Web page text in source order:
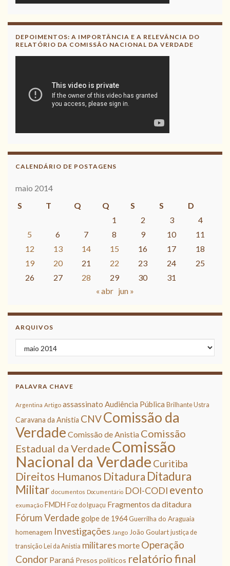
DEPOIMENTOS: A IMPORTÂNCIA E A RELEVÂNCIA DO
RELATÓRIO DA COMISSÃO NACIONAL DA VERDADE
CALENDÁRIO DE POSTAGENS
maio 2014
S
T Q Q S S
D
1
2 3
4
5
6 7 8 9 10
11
12
13 14 15 16 17
18
19
20 21 22 23 24
25
26
27 28 29 30
31
« abr jun »
ARQUIVOS
Arquivos
PALAVRA CHAVE
Argentina Artigo assassinato Audiência Pública Brilhante Ustra
Caravana da Anistia CNVComissão da
Verdade Comissão de Anistia Comissão
Estadual da Verdade Comissão
Nacional da Verdade Curitiba
Direitos Humanos Ditadura Ditadura
Militar documentos Documentário DOI-CODI evento
exumação FMDH Foz do Iguaçu Fragmentos da ditadura
Fórum Verdade golpe de 1964Guerrilha do Araguaia
homenagem Investigações Jango João Goulart justiça de
transição Lei da Anistia militares morte Operação
Condor Paraná Presos políticos relatório final